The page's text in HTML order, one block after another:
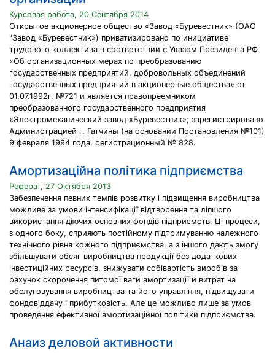
Курсовая работа, 20 Сентября 2014
Открытое акционерное общество «Завод «Буревестник» (ОАО
"Завод «Буревестник») приватизировано по инициативе
трудового коллектива в соответствии с Указом Президента РФ
«Об организационных мерах по преобразованию
государственных предприятий, добровольных объединений
государственных предприятий в акционерные общества» от
01.07.1992г. №721 и является правопреемником
преобразованного государственного предприятия
«Электромеханический завод «Буревестник»; зарегистрировано
Администрацией г. Гатчины (на основании Постановления №101)
9 февраля 1994 года, регистрационный № 828.
Амортизаційна політика підприємства
Реферат, 27 Октября 2013
Забезпечення певних темпів розвитку і підвищення виробництва
можливе за умови інтенсифікації відтворення та ліпшого
використання діючих основних фондів підприємств. Ці процеси,
з одного боку, сприяють постійному підтримуванню належного
технічного рівня кожного підприємства, а з іншого дають змогу
збільшувати обсяг виробництва продукції без додаткових
інвестиційних ресурсів, знижувати собівартість виробів за
рахунок скорочення питомої ваги амортизації й витрат на
обслуговування виробництва та його управління, підвищувати
фондовіддачу і прибутковість. Але це можливо лише за умов
проведення ефективної амортизаційної політики підприємства.
Анаиз деловой активности